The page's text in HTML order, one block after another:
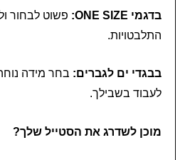
בדגמי ONE SIZE:
פשוט לבחור
התלבטויות.
בבגדי ים לגברים: בחר מידה
לעבוד בשבילך.
מוכן לשדרג את הסטייל שלך?